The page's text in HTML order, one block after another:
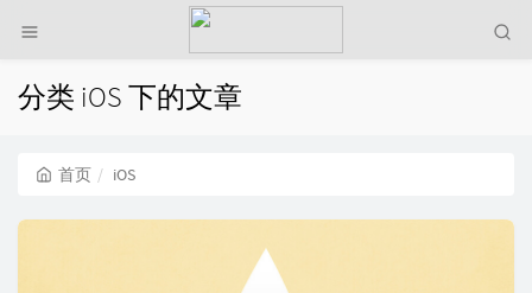
分类 iOS 下的文章
首页 iOS